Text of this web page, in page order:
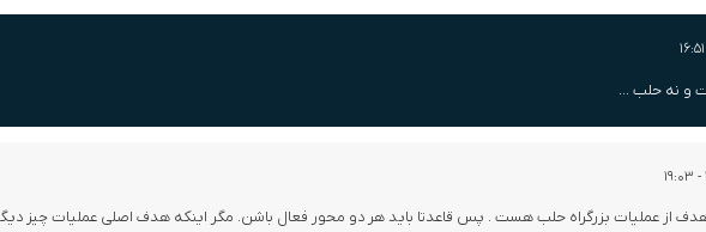
و نه حلب …
از عملیات بزرگراه حلب هست . پس قاعدتا باید هر دو محور فعال باشن. مگر اینکه هدف اصلی عملیات چیز